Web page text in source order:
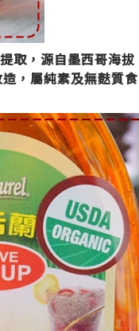
，源自墨西哥海拔
，屬純素及無麩質食